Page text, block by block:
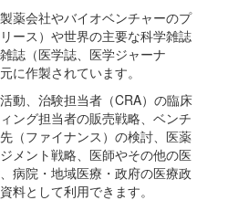
薬会社やバイオベンチャーのプ
ース）や世界の主要な科学雑誌
誌（医学誌、医学ジャーナ
に作製されています。
動、治験担当者（CRA）の臨床
ング担当者の販売戦略、ベンチ
（ファイナンス）の検討、医薬
メント戦略、医師やその他の医
病院・地域医療・政府の医療政
料として利用できます。